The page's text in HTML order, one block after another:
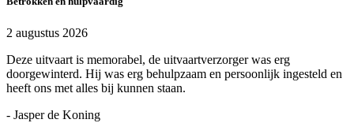
2 augustus 2026
Deze uitvaart is memorabel, de uitvaartverzorger was erg
doorgewinterd. Hij was erg behulpzaam en persoonlijk ingesteld en
heeft ons met alles bij kunnen staan.
- Jasper de Koning